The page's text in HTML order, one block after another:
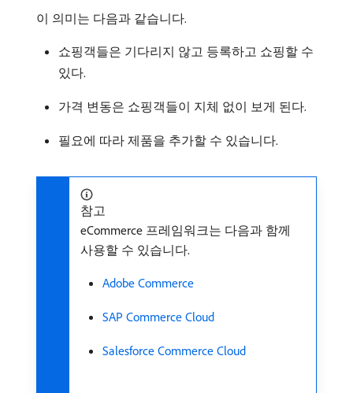
이 의미는 다음과 같습니다.
쇼핑객들은 기다리지 않고 등록하고 쇼핑할 수
있다.
가격 변동은 쇼핑객들이 지체 없이 보게 된다.
필요에 따라 제품을 추가할 수 있습니다.
참고
eCommerce 프레임워크는 다음과 함께
사용할 수 있습니다.
Adobe Commerce
SAP Commerce Cloud
Salesforce Commerce Cloud